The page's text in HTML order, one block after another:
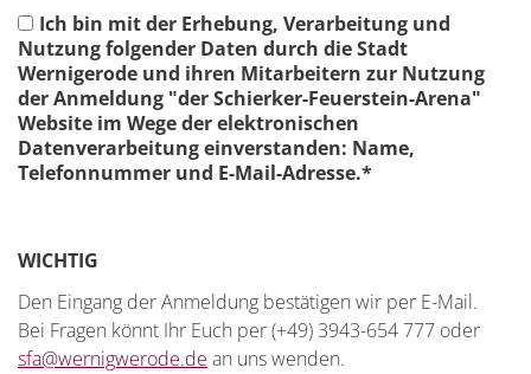
Ich bin mit der Erhebung, Verarbeitung und
Nutzung folgender Daten durch die Stadt
Wernigerode und ihren Mitarbeitern zur Nutzung
der Anmeldung "der Schierker-Feuerstein-Arena"
Website im Wege der elektronischen
Datenverarbeitung einverstanden: Name,
Telefonnummer und E-Mail-Adresse.*
WICHTIG
Den Eingang der Anmeldung bestätigen wir per E-Mail.
Bei Fragen könnt Ihr Euch per (+49) 3943-654 777 oder
sfa@wernigwerode.de an uns wenden.